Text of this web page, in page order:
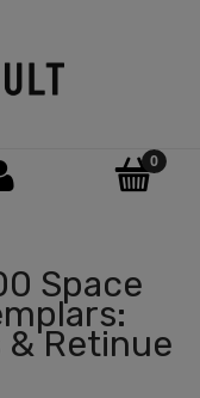
Space
& Retinue